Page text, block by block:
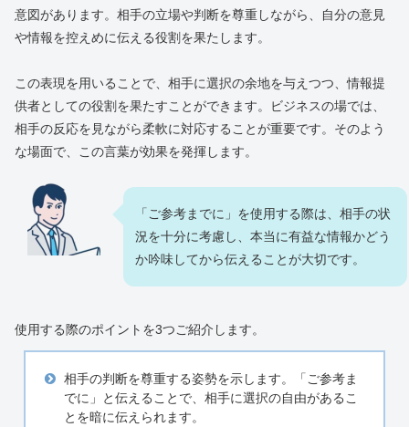
意図があります。相手の立場や判断を尊重しながら、自分の意見
や情報を控えめに伝える役割を果たします。
この表現を用いることで、相手に選択の余地を与えつつ、情報提
供者としての役割を果たすことができます。ビジネスの場では、
相手の反応を見ながら柔軟に対応することが重要です。そのよう
な場面で、この言葉が効果を発揮します。
「ご参考までに」を使用する際は、相手の状
況を十分に考慮し、本当に有益な情報かどう
か吟味してから伝えることが大切です。
使用する際のポイントを3つご紹介します。
相手の判断を尊重する姿勢を示します。「ご参考ま
でに」と伝えることで、相手に選択の自由があるこ
とを暗に伝えられます。